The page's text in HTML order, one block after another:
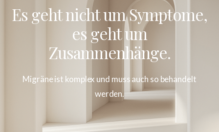
Es geht nicht um Symptome,
es geht um
Zusammenhänge.
Migräne ist komplex und muss auch so behandelt
werden.